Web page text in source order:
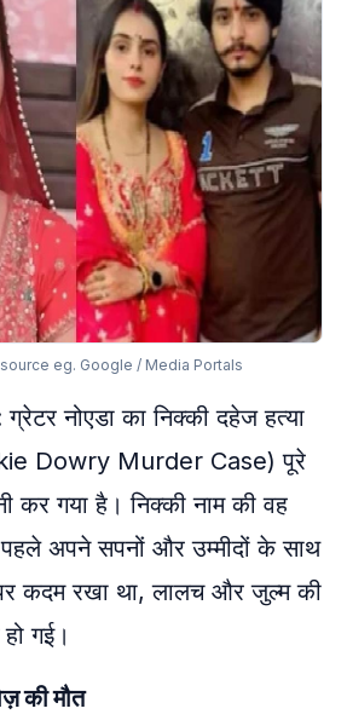
eg. Google / Media Portals
ग्रेटर नोएडा का निक्की दहेज हत्या
Dowry Murder Case) पूरे
कर गया है। निक्की नाम की वह
अपने सपनों और उम्मीदों के साथ
कदम रखा था, लालच और जुल्म की
गई।
की मौत